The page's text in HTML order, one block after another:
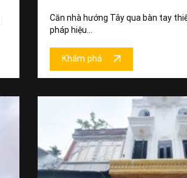
Căn nhà hướng Tây qua bàn tay
pháp hiệu...
Khám phá